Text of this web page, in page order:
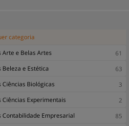
categoria
Arte e Belas Artes
61
Beleza e Estética
63
Ciências Biológicas
3
Ciências Experimentais
2
Contabilidade Empresarial
85